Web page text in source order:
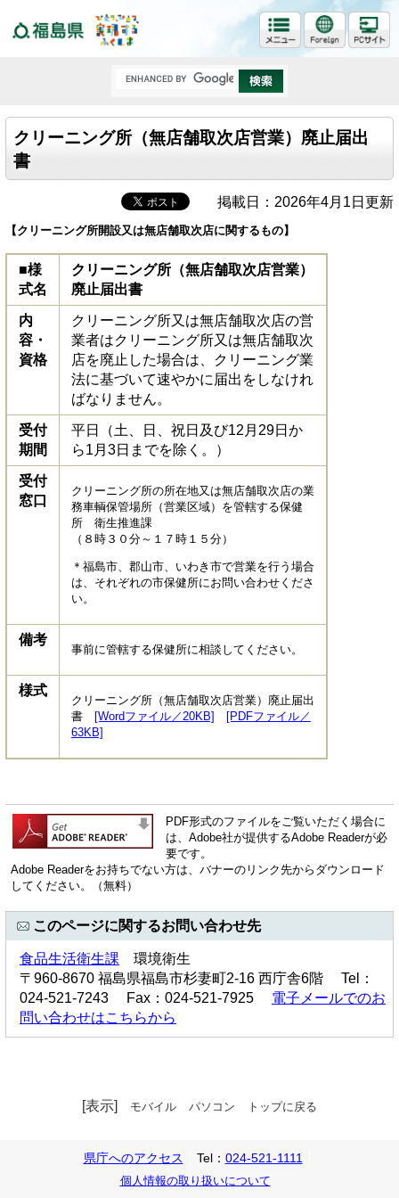
クリーニング所（無店舗取次店営業）廃止届出
書
掲載日：2026年4月1日更新
【クリーニング所開設又は無店舗取次店に関するもの】
■様
式名
クリーニング所（無店舗取次店営業）
廃止届出書
内
容・
資格
クリーニング所又は無店舗取次店の営
業者はクリーニング所又は無店舗取次
店を廃止した場合は、クリーニング業
法に基づいて速やかに届出をしなけれ
ばなりません。
受付
期間
平日（土、日、祝日及び12月29日か
ら1月3日までを除く。）
受付
窓口
クリーニング所の所在地又は無店舗取次店の業
務車輌保管場所（営業区域）を管轄する保健
所 衛生推進課
（８時３０分～１７時１５分）
＊福島市、郡山市、いわき市で営業を行う場合
は、それぞれの市保健所にお問い合わせくださ
い。
備考
事前に管轄する保健所に相談してください。
様式
クリーニング所（無店舗取次店営業）廃止届出
書
[Wordファイル／20KB]
[PDFファイル／
63KB]
PDF形式のファイルをご覧いただく場合に
は、Adobe社が提供するAdobe Readerが必
要です。
Adobe Readerをお持ちでない方は、バナーのリンク先からダウンロード
してください。（無料）
このページに関するお問い合わせ先
食品生活衛生課 環境衛生
〒960-8670 福島県福島市杉妻町2-16 西庁舎6階 Tel：
024-521-7243 Fax：024-521-7925 電子メールでのお
問い合わせはこちらから
[表示] モバイル パソコン トップに戻る
県庁へのアクセス Tel： 024-521-1111
個人情報の取り扱いについて